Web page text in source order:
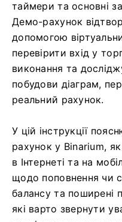
таймери та основні
Демо-рахунок
допомогою
перевірити вхід у
виконання та
побудови діаграм,
реальний рахунок.
У цій інструкції
рахунок у Binarium,
в Інтернеті та на
щодо поповнення чи
балансу та поширені
які варто звернути